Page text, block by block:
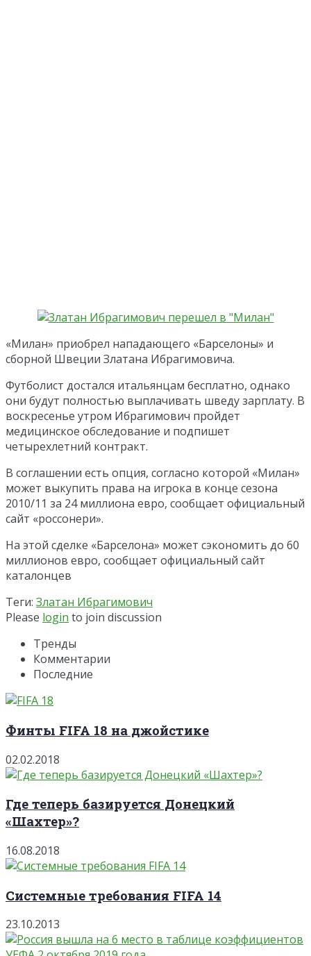
«Милан» приобрел нападающего «Барселоны» и
сборной Швеции Златана Ибрагимовича.
Футболист достался итальянцам бесплатно, однако
они будут полностью выплачивать шведу зарплату. В
воскресенье утром Ибрагимович пройдет
медицинское обследование и подпишет
четырехлетний контракт.
В соглашении есть опция, согласно которой «Милан»
может выкупить права на игрока в конце сезона
2010/11 за 24 миллиона евро, сообщает официальный
сайт «россонери».
На этой сделке «Барселона» может сэкономить до 60
миллионов евро, сообщает официальный сайт
каталонцев
Теги: Златан Ибрагимович
Please login to join discussion
Тренды
Комментарии
Последние
Финты FIFA 18 на джойстике
02.02.2018
Где теперь базируется Донецкий
«Шахтер»?
16.08.2018
Системные требования FIFA 14
23.10.2013